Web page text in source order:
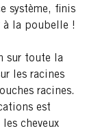
système, finis
à la poubelle !
sur toute la
les racines
racines.
est
cheveux